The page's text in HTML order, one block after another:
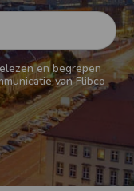
en begrepen
van Flibco